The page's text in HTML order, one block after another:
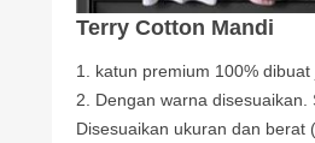
Terry Cotton Mandi
1. katun premium 100%
2. Dengan warna disesuaikan.
Disesuaikan ukuran dan berat